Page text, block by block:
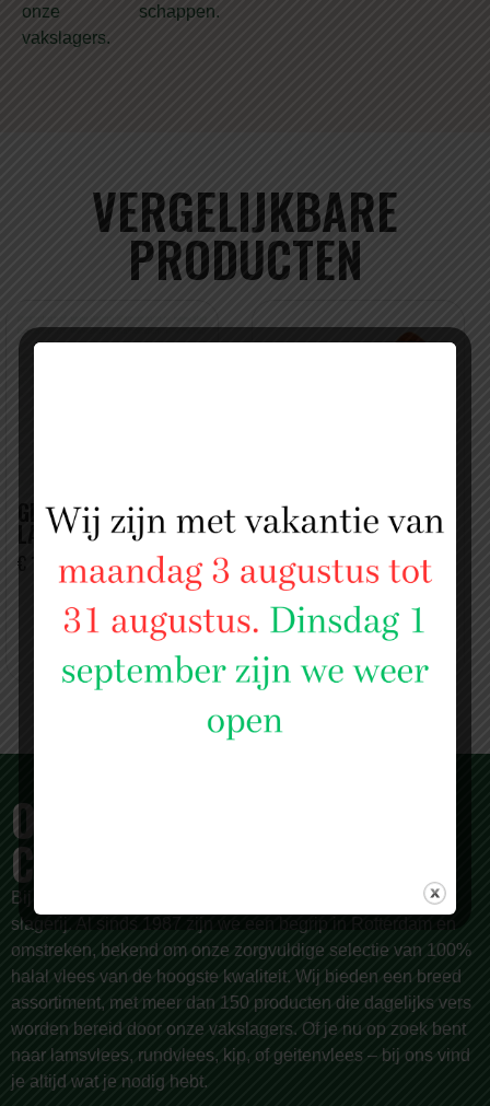
onze
vakslagers.
schappen.
VERGELIJKBARE
PRODUCTEN
GEMARINEERDE
LAMSSATÉ
€ 18,99 PER KILO
KALFSWORSTJES
(MERQUEZ)
€ 11,99 PER KILO
OVER SLAGERIJ ISLAM
CENTRUM
Bij
zijn we meer dan alleen een
slagerij. Al sinds 1987 zijn we een begrip in Rotterdam en
omstreken, bekend om onze zorgvuldige selectie van 100%
halal vlees van de hoogste kwaliteit. Wij bieden een breed
assortiment, met meer dan 150 producten die dagelijks vers
worden bereid door onze vakslagers. Of je nu op zoek bent
naar lamsvlees, rundvlees, kip, of geitenvlees – bij ons vind
je altijd wat je nodig hebt.